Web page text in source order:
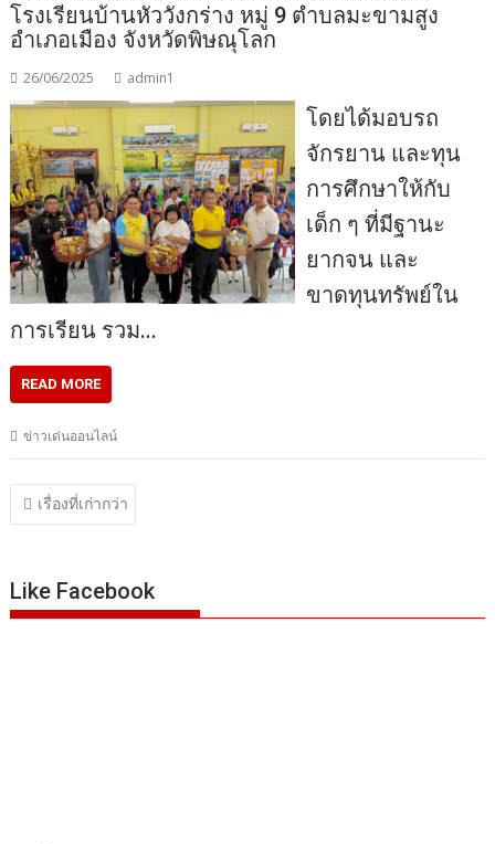
โรงเรียนบ้านหัววังกร่าง หมู่ 9 ตำบลมะขามสูง
อำเภอเมือง จังหวัดพิษณุโลก
26/06/2025 admin1
โดยได้มอบรถ
จักรยาน และทุน
การศึกษาให้กับ
เด็ก ๆ ที่มีฐานะ
ยากจน และ
ขาดทุนทรัพย์ใน
การเรียน รวม…
READ MORE
ข่าวเด่นออนไลน์
แนะแนว
เรื่อง
เรื่องที่เก่ากว่า
Like Facebook